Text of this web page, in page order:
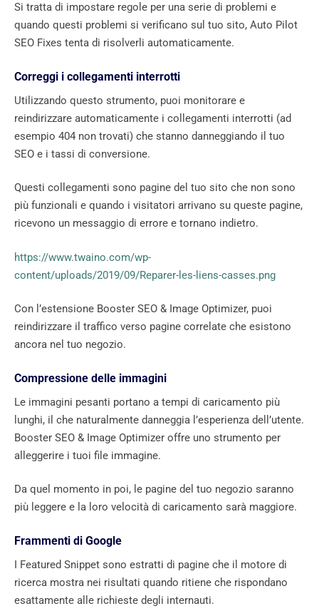
Si tratta di impostare regole per una serie di problemi e
quando questi problemi si verificano sul tuo sito, Auto Pilot
SEO Fixes tenta di risolverli automaticamente.
Correggi i collegamenti interrotti
Utilizzando questo strumento, puoi monitorare e
reindirizzare automaticamente i collegamenti interrotti (ad
esempio 404 non trovati) che stanno danneggiando il tuo
SEO e i tassi di conversione.
Questi collegamenti sono pagine del tuo sito che non sono
più funzionali e quando i visitatori arrivano su queste pagine,
ricevono un messaggio di errore e tornano indietro.
https://www.twaino.com/wp-
content/uploads/2019/09/Reparer-les-liens-casses.png
Con l’estensione Booster SEO & Image Optimizer, puoi
reindirizzare il traffico verso pagine correlate che esistono
ancora nel tuo negozio.
Compressione delle immagini
Le immagini pesanti portano a tempi di caricamento più
lunghi, il che naturalmente danneggia l’esperienza dell’utente.
Booster SEO & Image Optimizer offre uno strumento per
alleggerire i tuoi file immagine.
Da quel momento in poi, le pagine del tuo negozio saranno
più leggere e la loro velocità di caricamento sarà maggiore.
Frammenti di Google
I Featured Snippet sono estratti di pagine che il motore di
ricerca mostra nei risultati quando ritiene che rispondano
esattamente alle richieste degli internauti.